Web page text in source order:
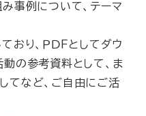
み事例について、テーマ
おり、ＰＤＦとしてダウ
動の参考資料として、ま
てなど、ご自由にご活